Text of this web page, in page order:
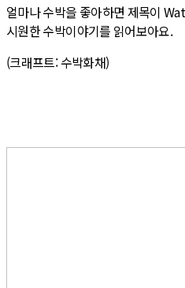
얼마나 수박을 좋아하면 제목이
시원한 수박이야기를 읽어보아요.
(크래프트: 수박화채)